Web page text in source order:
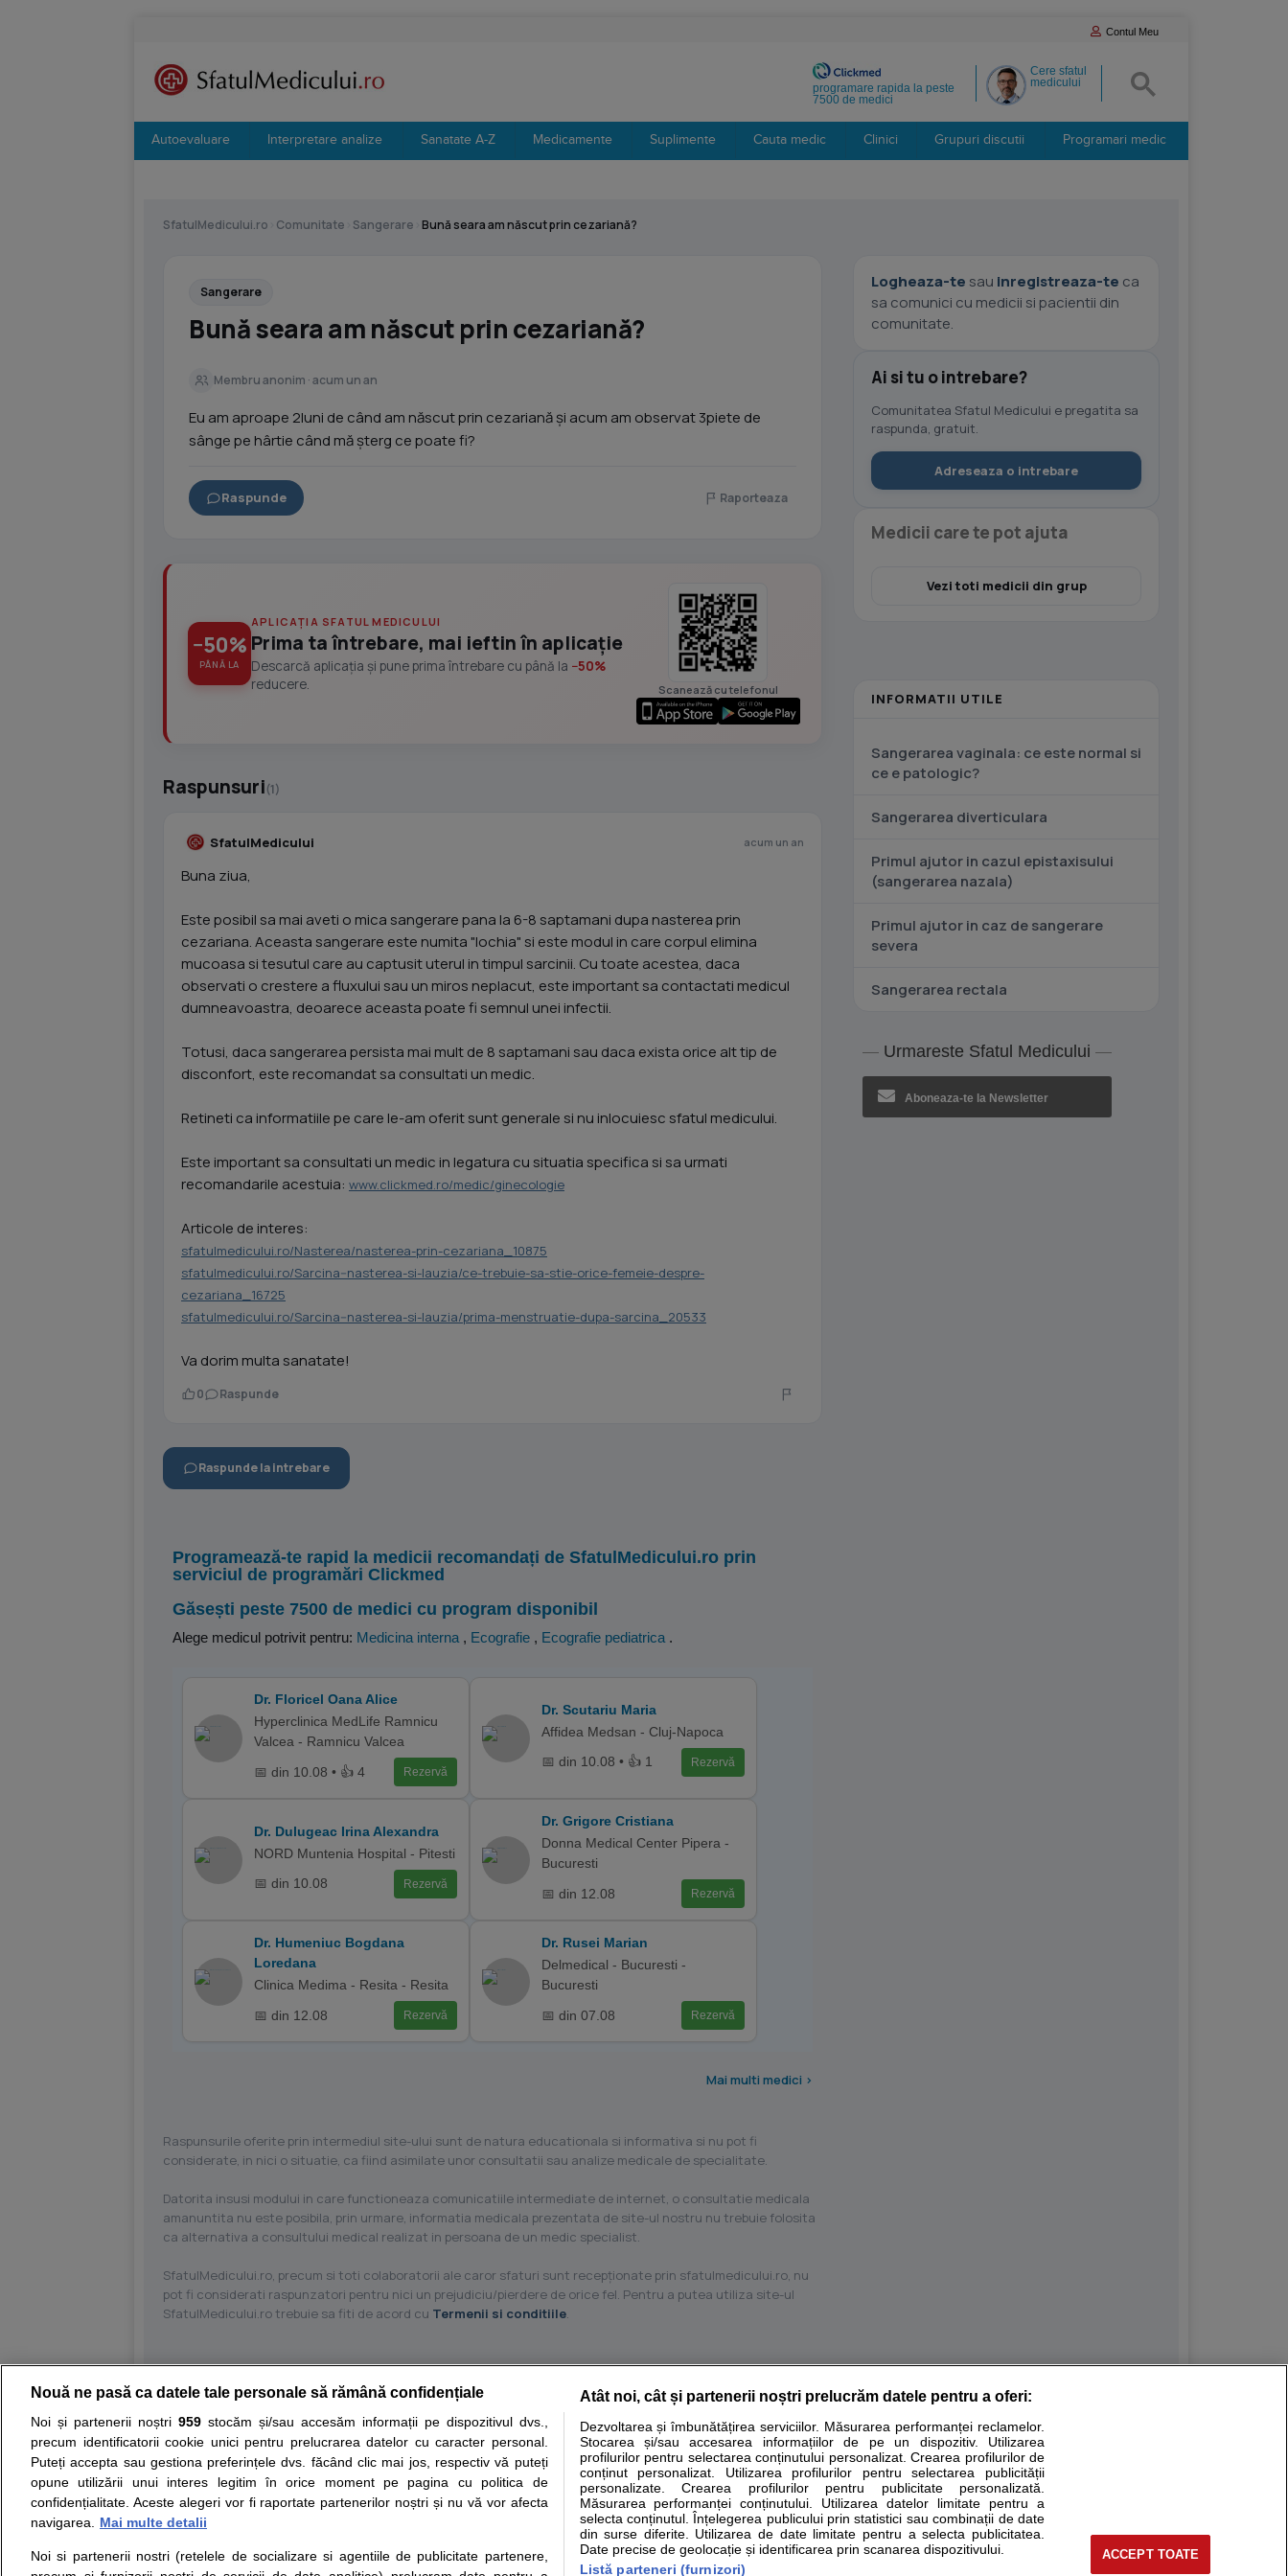
Contul Meu
Cere sfatul
medicului
programare rapida la peste
7500 de medici
Autoevaluare Interpretare analize Sanatate A-Z Medicamente Suplimente Cauta medic Clinici Grupuri discutii Programari medic
SfatulMedicului.ro Comunitate Sangerare Bună seara am născut prin cezariană?
Sangerare
Bună seara am născut prin cezariană?
Membru anonim · acum un an
Eu am aproape 2luni de când am născut prin cezariană și acum am observat 3piete de
sânge pe hârtie când mă șterg ce poate fi?
Raspunde Raporteaza
−50%
PÂNĂ LA
APLICAȚIA SFATUL MEDICULUI
Prima ta întrebare, mai ieftin în aplicație
Descarcă aplicația și pune prima întrebare cu până la −50%
reducere.
Scanează cu telefonul
Raspunsuri(1)
SfatulMedicului acum un an
Buna ziua,
Este posibil sa mai aveti o mica sangerare pana la 6-8 saptamani dupa nasterea prin
cezariana. Aceasta sangerare este numita "lochia" si este modul in care corpul elimina
mucoasa si tesutul care au captusit uterul in timpul sarcinii. Cu toate acestea, daca
observati o crestere a fluxului sau un miros neplacut, este important sa contactati medicul
dumneavoastra, deoarece aceasta poate fi semnul unei infectii.
Totusi, daca sangerarea persista mai mult de 8 saptamani sau daca exista orice alt tip de
disconfort, este recomandat sa consultati un medic.
Retineti ca informatiile pe care le-am oferit sunt generale si nu inlocuiesc sfatul medicului.
Este important sa consultati un medic in legatura cu situatia specifica si sa urmati
recomandarile acestuia: www.clickmed.ro/medic/ginecologie
Articole de interes:
sfatulmedicului.ro/Nasterea/nasterea-prin-cezariana_10875
sfatulmedicului.ro/Sarcina--nasterea-si-lauzia/ce-trebuie-sa-stie-orice-femeie-despre-
cezariana_16725
sfatulmedicului.ro/Sarcina--nasterea-si-lauzia/prima-menstruatie-dupa-sarcina_20533
Va dorim multa sanatate!
0 Raspunde
Raspunde la intrebare
Programează-te rapid la medicii recomandați de SfatulMedicului.ro prin
serviciul de programări Clickmed
Găsești peste 7500 de medici cu program disponibil
Alege medicul potrivit pentru: Medicina interna , Ecografie , Ecografie pediatrica .
Dr. Floricel Oana Alice
Hyperclinica MedLife Ramnicu
Valcea - Ramnicu Valcea
📅 din 10.08 • 👍 4
Rezervă
Dr. Scutariu Maria
Affidea Medsan - Cluj-Napoca
📅 din 10.08 • 👍 1
Rezervă
Dr. Dulugeac Irina Alexandra
NORD Muntenia Hospital - Pitesti
📅 din 10.08
Rezervă
Dr. Grigore Cristiana
Donna Medical Center Pipera -
Bucuresti
📅 din 12.08
Rezervă
Dr. Humeniuc Bogdana
Loredana
Clinica Medima - Resita - Resita
📅 din 12.08
Rezervă
Dr. Rusei Marian
Delmedical - Bucuresti -
Bucuresti
📅 din 07.08
Rezervă
Mai multi medici >
Raspunsurile oferite prin intermediul site-ului sunt de natura educationala si informativa si nu pot fi
considerate, in nici o situatie, ca fiind asimilate unor consultatii sau analize medicale de specialitate.
Datorita insusi modului in care functioneaza comunicatiile intermediate de internet, o consultatie medicala
amanuntita nu este posibila, prin urmare, informatia medicala prezentata de site-ul nostru nu trebuie folosita
ca alternativa a consultului medical realizat in persoana de un medic specialist.
SfatulMedicului.ro, precum si toti colaboratorii ale caror sfaturi sunt recepţionate prin sfatulmedicului.ro, nu
pot fi considerati raspunzatori pentru nici un prejudiciu/pierdere de orice fel. Pentru a putea utiliza site-ul
SfatulMedicului.ro trebuie sa fiti de acord cu Termenii si conditiile.
Logheaza-te sau inregistreaza-te ca
sa comunici cu medicii si pacientii din
comunitate.
Ai si tu o intrebare?
Comunitatea Sfatul Medicului e pregatita sa
raspunda, gratuit.
Adreseaza o intrebare
Medicii care te pot ajuta
Vezi toti medicii din grup
INFORMATII UTILE
Sangerarea vaginala: ce este normal si
ce e patologic?
Sangerarea diverticulara
Primul ajutor in cazul epistaxisului
(sangerarea nazala)
Primul ajutor in caz de sangerare
severa
Sangerarea rectala
Urmareste Sfatul Medicului
Aboneaza-te la Newsletter
Resurse: Autoevaluare simptome Interpretare analize Specialitati medicale
Opiniile avizate ale medicilor, sfaturile si orice alte informatii despre sanatate disponibile pe sfatulmedicului.ro au scop informativ si educational. Ele nu pot substitui consultul medical direct si
nici diagnosticul stabilit in urma investigatiilor si analizelor medicale. Va sfatuim, ca pe langa informatia primita pe sfatulmedicului.ro sa consultati fie medicul Dvs., fie unul dintre medicii pe care
ii punem la dispozitie pentru programare in sistemul de programari la medic Clickmed.
Despre noi
Termeni si conditii
Drepturile consumatorului
Protectia consumatorilor -
Parteneri
Inscriere clinica
Pentru pacient
Nouă ne pasă ca datele tale personale să rămână confidențiale
Noi și partenerii noștri 959stocăm și/sau accesăm informații pe dispozitivul dvs.,
precum identificatorii cookie unici pentru prelucrarea datelor cu caracter personal.
Puteți accepta sau gestiona preferințele dvs. făcând clic mai jos, respectiv vă puteți
opune utilizării unui interes legitim în orice moment pe pagina cu politica de
confidențialitate. Aceste alegeri vor fi raportate partenerilor noștri și nu vă vor afecta
navigarea.
Mai multe detalii
Noi si partenerii nostri (retelele de socializare si agentiile de publicitate partenere,
Atât noi, cât și partenerii noștri prelucrăm datele pentru a oferi:
Dezvoltarea și îmbunătățirea serviciilor. Măsurarea performanței reclamelor.
Stocarea și/sau accesarea informațiilor de pe un dispozitiv. Utilizarea
profilurilor pentru selectarea conținutului personalizat. Crearea profilurilor de
conținut personalizat. Utilizarea profilurilor pentru selectarea publicității
personalizate. Crearea profilurilor pentru publicitate personalizată.
Măsurarea performanței conținutului. Utilizarea datelor limitate pentru a
selecta conținutul. Înțelegerea publicului prin statistici sau combinații de date
din surse diferite. Utilizarea de date limitate pentru a selecta publicitatea.
Date precise de geolocație și identificarea prin scanarea dispozitivului.
Listă parteneri (furnizori)
ACCEPT TOATE